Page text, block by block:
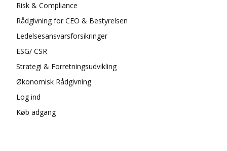
Risk & Compliance
Rådgivning for CEO & Bestyrelsen
Ledelsesansvarsforsikringer
ESG/ CSR
Strategi & Forretningsudvikling
Økonomisk Rådgivning
Log ind
Køb adgang